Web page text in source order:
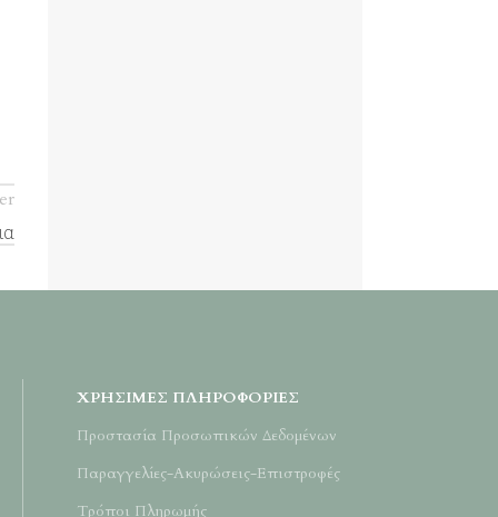
ΧΡΉΣΙΜΕΣ ΠΛΗΡΟΦΟΡΊΕΣ
Προστασία Προσωπικών Δεδομένων
Παραγγελίες-Ακυρώσεις-Επιστροφές
Τρόποι Πληρωμής